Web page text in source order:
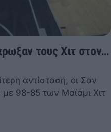
τους Χιτ στον…
αντίσταση, οι Σαν
με 98-85 των Μαϊάμι Χιτ